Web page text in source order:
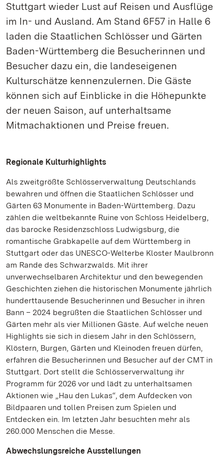
Stuttgart wieder Lust auf Reisen und Ausflüge
im In- und Ausland. Am Stand 6F57 in Halle 6
laden die Staatlichen Schlösser und Gärten
Baden-Württemberg die Besucherinnen und
Besucher dazu ein, die landeseigenen
Kulturschätze kennenzulernen. Die Gäste
können sich auf Einblicke in die Höhepunkte
der neuen Saison, auf unterhaltsame
Mitmachaktionen und Preise freuen.
Regionale Kulturhighlights
Als zweitgrößte Schlösserverwaltung Deutschlands
bewahren und öffnen die Staatlichen Schlösser und
Gärten 63 Monumente in Baden-Württemberg. Dazu
zählen die weltbekannte Ruine von Schloss Heidelberg,
das barocke Residenzschloss Ludwigsburg, die
romantische Grabkapelle auf dem Württemberg in
Stuttgart oder das UNESCO-Welterbe Kloster Maulbronn
am Rande des Schwarzwalds. Mit ihrer
unverwechselbaren Architektur und den bewegenden
Geschichten ziehen die historischen Monumente jährlich
hunderttausende Besucherinnen und Besucher in ihren
Bann – 2024 begrüßten die Staatlichen Schlösser und
Gärten mehr als vier Millionen Gäste. Auf welche neuen
Highlights sie sich in diesem Jahr in den Schlössern,
Klöstern, Burgen, Gärten und Kleinoden freuen dürfen,
erfahren die Besucherinnen und Besucher auf der CMT in
Stuttgart. Dort stellt die Schlösserverwaltung ihr
Programm für 2026 vor und lädt zu unterhaltsamen
Aktionen wie „Hau den Lukas“, dem Aufdecken von
Bildpaaren und tollen Preisen zum Spielen und
Entdecken ein. Im letzten Jahr besuchten mehr als
260.000 Menschen die Messe.
Abwechslungsreiche Ausstellungen